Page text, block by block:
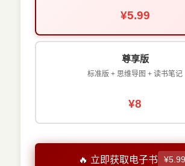
¥5.99
尊享版
标准版 + 思维导图 + 读书笔记
¥8
🔥 立即获取电子书 ¥5.99